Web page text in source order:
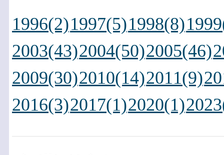
1996(2)1997(5)1998(8)
2003(43)2004(50)2005(46)
2009(30)2010(14)2011(9)
2016(3)2017(1)2020(1)